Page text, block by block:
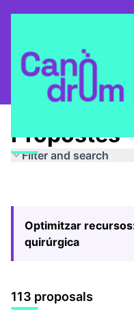
Pla Estratègic
Propostes
Filter and search
Optimitzar
quirúrgica
113 proposals